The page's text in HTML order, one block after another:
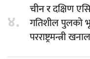
४.
चीन रदक्षिण
गतिशील पुलको
परराष्ट्रमन्त्री खनाल